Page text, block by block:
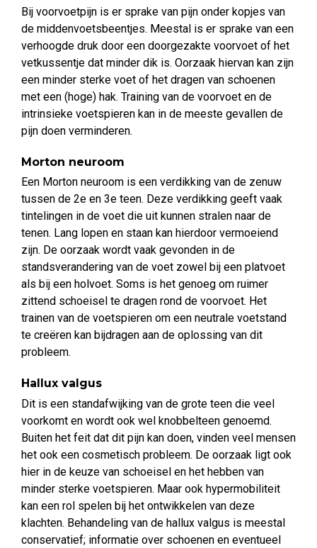
Bij voorvoetpijn is er sprake van pijn onder kopjes van
de middenvoetsbeentjes. Meestal is er sprake van een
verhoogde druk door een doorgezakte voorvoet of het
vetkussentje dat minder dik is. Oorzaak hiervan kan zijn
een minder sterke voet of het dragen van schoenen
met een (hoge) hak. Training van de voorvoet en de
intrinsieke voetspieren kan in de meeste gevallen de
pijn doen verminderen.
Morton neuroom
Een Morton neuroom is een verdikking van de zenuw
tussen de 2e en 3e teen. Deze verdikking geeft vaak
tintelingen in de voet die uit kunnen stralen naar de
tenen. Lang lopen en staan kan hierdoor vermoeiend
zijn. De oorzaak wordt vaak gevonden in de
standsverandering van de voet zowel bij een platvoet
als bij een holvoet. Soms is het genoeg om ruimer
zittend schoeisel te dragen rond de voorvoet. Het
trainen van de voetspieren om een neutrale voetstand
te creëren kan bijdragen aan de oplossing van dit
probleem.
Hallux valgus
Dit is een standafwijking van de grote teen die veel
voorkomt en wordt ook wel knobbelteen genoemd.
Buiten het feit dat dit pijn kan doen, vinden veel mensen
het ook een cosmetisch probleem. De oorzaak ligt ook
hier in de keuze van schoeisel en het hebben van
minder sterke voetspieren. Maar ook hypermobiliteit
kan een rol spelen bij het ontwikkelen van deze
klachten. Behandeling van de hallux valgus is meestal
conservatief; informatie over schoenen en eventueel